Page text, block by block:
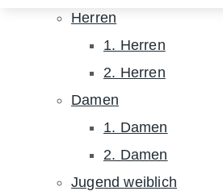
Herren
1. Herren
2. Herren
Damen
1. Damen
2. Damen
Jugend weiblich